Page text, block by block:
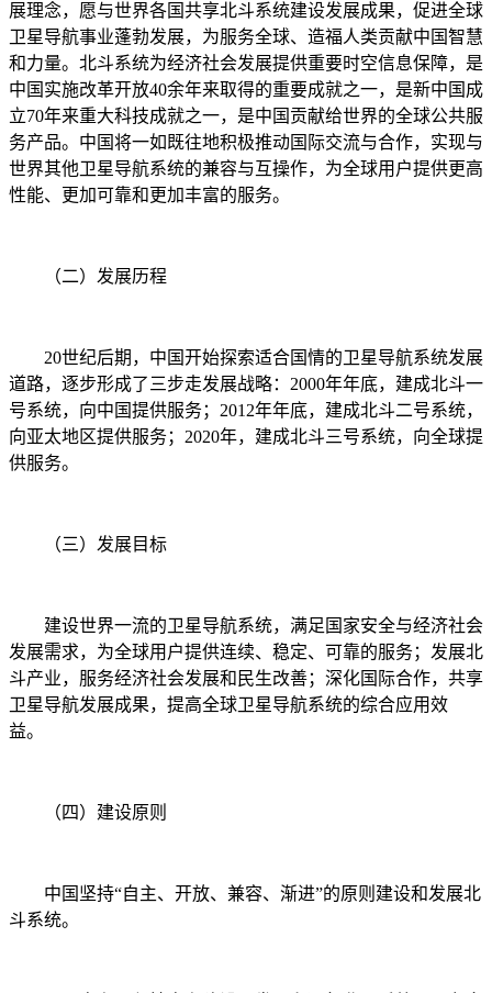
展理念，愿与世界各国共享北斗系统建设发展成果，促进全球
卫星导航事业蓬勃发展，为服务全球、造福人类贡献中国智慧
和力量。北斗系统为经济社会发展提供重要时空信息保障，是
中国实施改革开放40余年来取得的重要成就之一，是新中国成
立70年来重大科技成就之一，是中国贡献给世界的全球公共服
务产品。中国将一如既往地积极推动国际交流与合作，实现与
世界其他卫星导航系统的兼容与互操作，为全球用户提供更高
性能、更加可靠和更加丰富的服务。
（二）发展历程
20世纪后期，中国开始探索适合国情的卫星导航系统发展
道路，逐步形成了三步走发展战略：2000年年底，建成北斗一
号系统，向中国提供服务；2012年年底，建成北斗二号系统，
向亚太地区提供服务；2020年，建成北斗三号系统，向全球提
供服务。
（三）发展目标
建设世界一流的卫星导航系统，满足国家安全与经济社会
发展需求，为全球用户提供连续、稳定、可靠的服务；发展北
斗产业，服务经济社会发展和民生改善；深化国际合作，共享
卫星导航发展成果，提高全球卫星导航系统的综合应用效
益。
（四）建设原则
中国坚持“自主、开放、兼容、渐进”的原则建设和发展北
斗系统。